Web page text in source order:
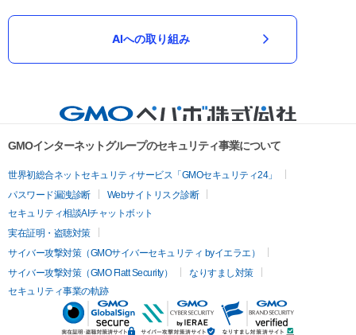
AIへの取り組み
GMOインターネットグループのセキュリティ事業について
世界初総合ネットセキュリティサービス「GMOセキュリティ24」
パスワード漏洩診断
Webサイトリスク診断
セキュリティ相談AIチャットボット
実在証明・盗聴対策
サイバー攻撃対策（GMOサイバーセキュリティ byイエラエ）
サイバー攻撃対策（GMO Flatt Security）
なりすまし対策
セキュリティ事業の軌跡